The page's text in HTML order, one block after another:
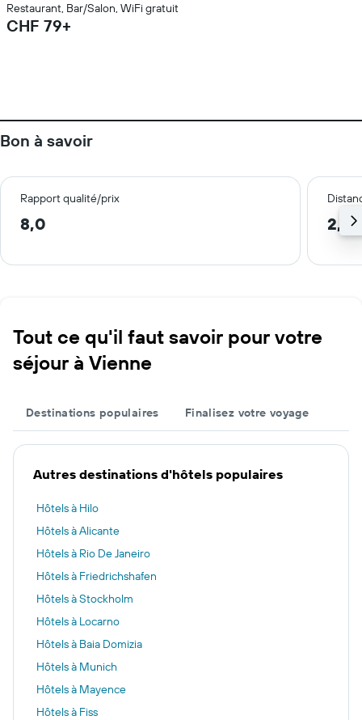
Restaurant, Bar/Salon, WiFi gratuit
CHF 79+
Bon à savoir
Rapport qualité/prix
8,0 2,8
Tout ce qu'il faut savoir pour votre
séjour à Vienne
Destinations populaires Finalisez votre voyage
Autres destinations d'hôtels populaires
Hôtels à Hilo
Hôtels à Alicante
Hôtels à Rio De Janeiro
Hôtels à Friedrichshafen
Hôtels à Stockholm
Hôtels à Locarno
Hôtels à Baia Domizia
Hôtels à Munich
Hôtels à Mayence
Hôtels à Fiss